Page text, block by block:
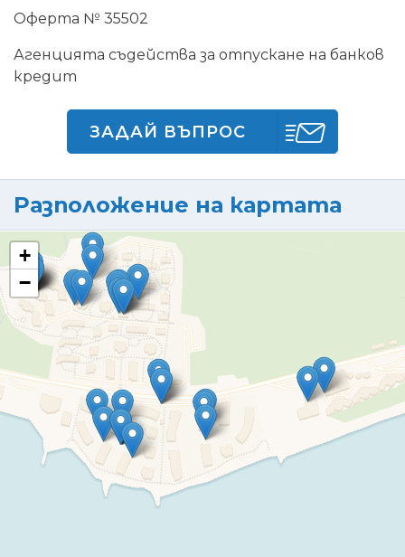
Оферта № 35502
Агенцията съдейства за отпускане на банков
кредит
ЗАДАЙ ВЪПРОС
Разположение на картата
+
−